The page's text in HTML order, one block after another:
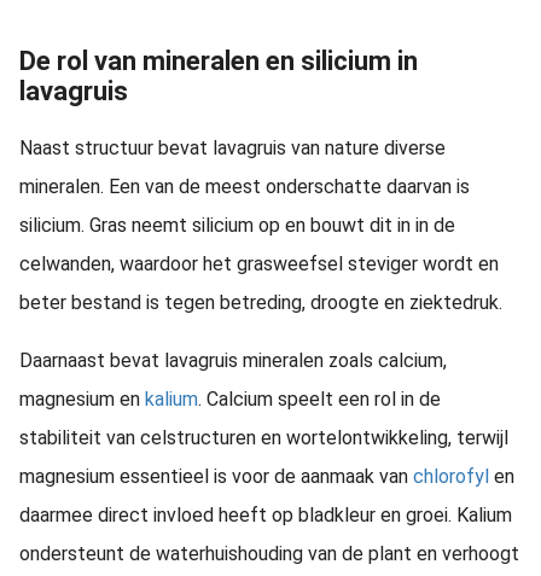
De rol van mineralen en silicium in
lavagruis
Naast structuur bevat lavagruis van nature diverse
mineralen. Een van de meest onderschatte daarvan is
silicium. Gras neemt silicium op en bouwt dit in in de
celwanden, waardoor het grasweefsel steviger wordt en
beter bestand is tegen betreding, droogte en ziektedruk.
Daarnaast bevat lavagruis mineralen zoals calcium,
magnesium en kalium. Calcium speelt een rol in de
stabiliteit van celstructuren en wortelontwikkeling, terwijl
magnesium essentieel is voor de aanmaak van chlorofyl en
daarmee direct invloed heeft op bladkleur en groei. Kalium
ondersteunt de waterhuishouding van de plant en verhoogt